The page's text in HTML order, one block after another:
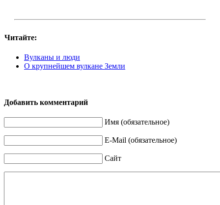
Читайте:
Вулканы и люди
О крупнейшем вулкане Земли
Добавить комментарий
Имя (обязательное)
E-Mail (обязательное)
Сайт